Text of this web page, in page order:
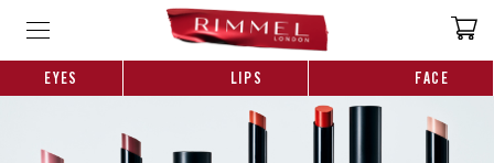
EYES LIPS FACE